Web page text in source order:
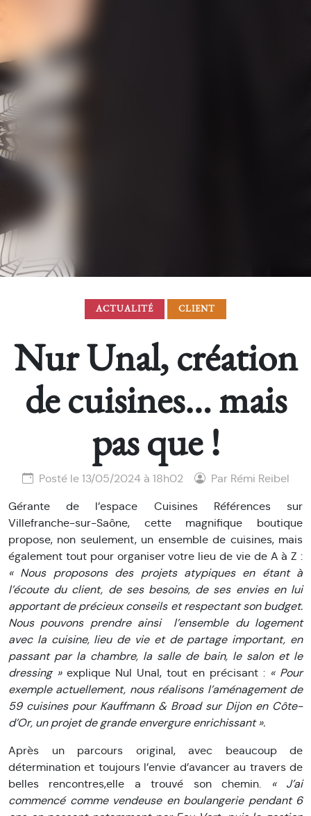
ACTUALITÉ CLIENT
Nur Unal, création
de cuisines… mais
pas que !
Posté le 13/05/2024 à 18h02 Par Rémi Reibel
Gérante de l’espace Cuisines Références sur
Villefranche-sur-Saône, cette magnifique boutique
propose, non seulement, un ensemble de cuisines, mais
également tout pour organiser votre lieu de vie de A à Z :
« Nous proposons des projets atypiques en étant à
l’écoute du client, de ses besoins, de ses envies en lui
apportant de précieux conseils et respectant son budget.
Nous pouvons prendre ainsi l’ensemble du logement
avec la cuisine, lieu de vie et de partage important, en
passant par la chambre, la salle de bain, le salon et le
dressing »explique Nul Unal, tout en précisant : « Pour
exemple actuellement, nous réalisons l’aménagement de
59 cuisines pour Kauffmann & Broad sur Dijon en Côte-
d’Or, un projet de grande envergure enrichissant ».
Après un parcours original, avec beaucoup de
détermination et toujours l’envie d’avancer au travers de
belles rencontres,elle a trouvé son chemin.
« J’ai
commencé comme vendeuse en boulangerie pendant 6